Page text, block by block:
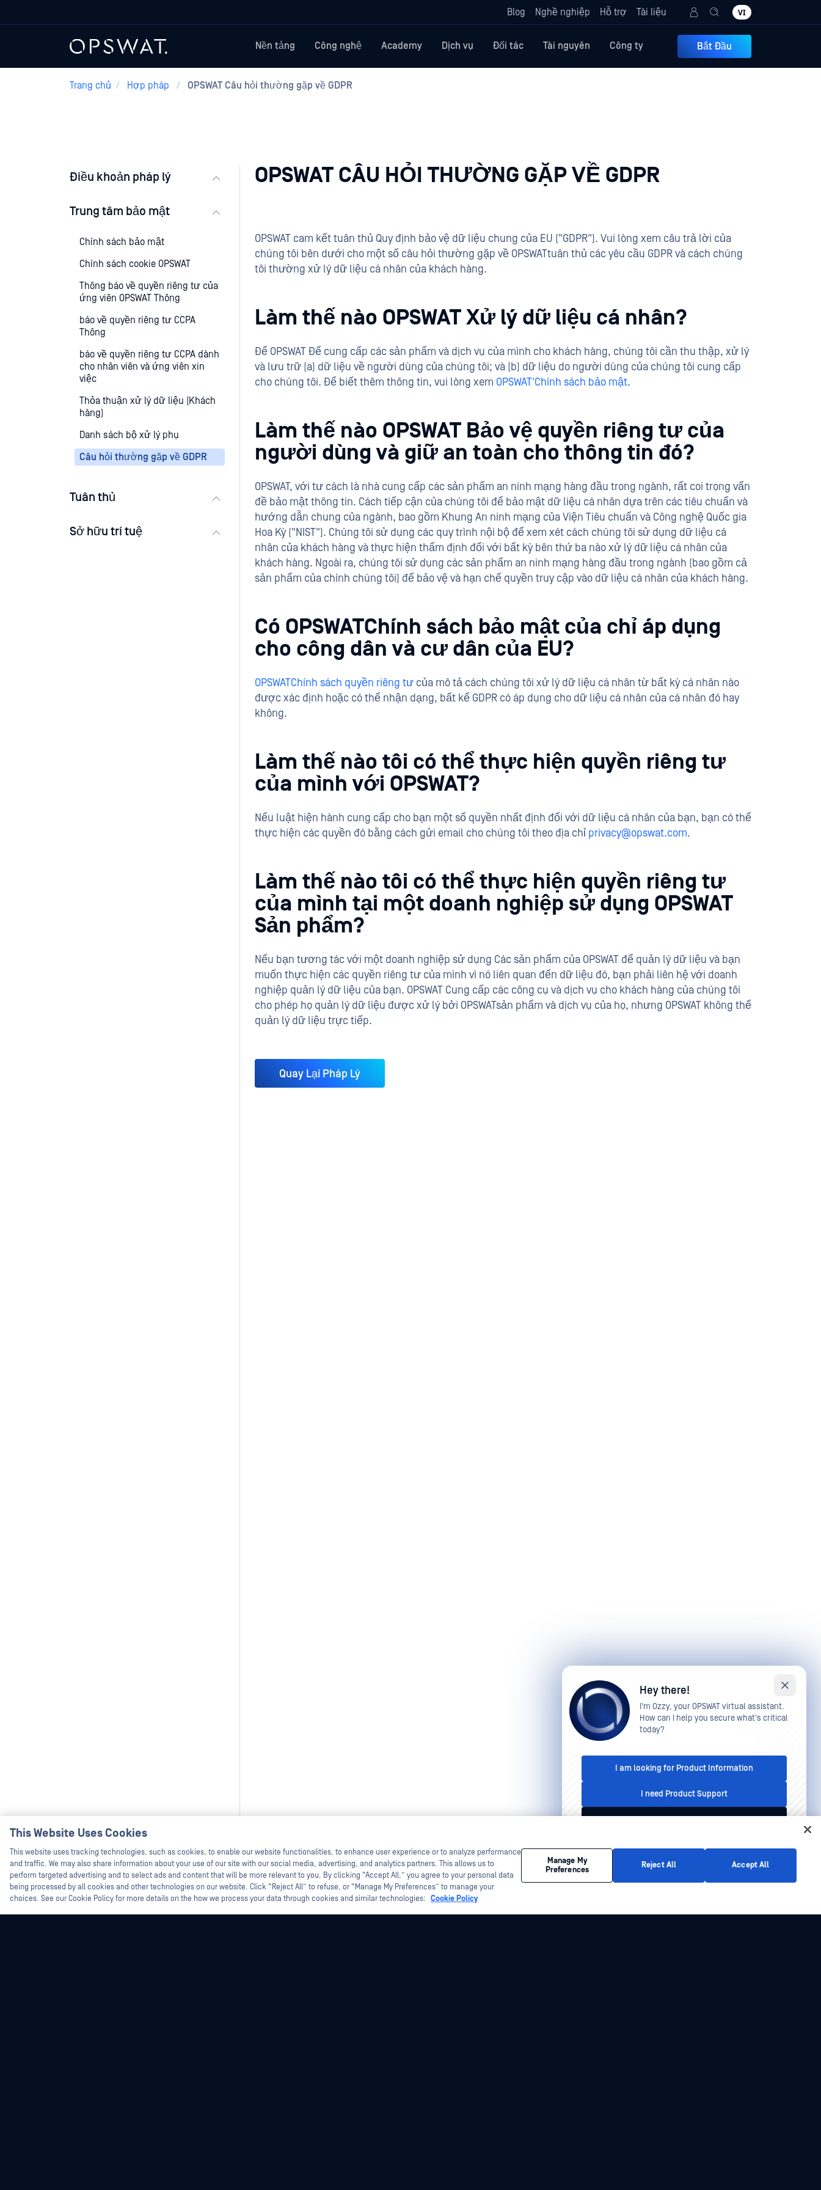
Blog Nghề nghiệp Hỗ trợ Tài liệu VI
Nền tảng Công nghệ Academy Dịch vụ Đối tác Tài nguyên Công ty Bắt Đầu
Trang chủ / Hợp pháp / OPSWAT Câu hỏi thường gặp về GDPR
Điều khoản pháp lý
Trung tâm bảo mật
Chính sách bảo mật
Chính sách cookie OPSWAT
Thông báo về quyền riêng tư của
ứng viên OPSWAT Thông
báo về quyền riêng tư CCPA
Thông
báo về quyền riêng tư CCPA dành
cho nhân viên và ứng viên xin
việc
Thỏa thuận xử lý dữ liệu (Khách
hàng)
Danh sách bộ xử lý phụ
Câu hỏi thường gặp về GDPR
Tuân thủ
Sở hữu trí tuệ
OPSWAT CÂU HỎI THƯỜNG GẶP VỀ GDPR
OPSWAT cam kết tuân thủ Quy định bảo vệ dữ liệu chung của EU ("GDPR"). Vui lòng xem câu trả lời của
chúng tôi bên dưới cho một số câu hỏi thường gặp về OPSWATtuân thủ các yêu cầu GDPR và cách chúng
tôi thường xử lý dữ liệu cá nhân của khách hàng.
Làm thế nào OPSWAT Xử lý dữ liệu cá nhân?
Để OPSWAT Để cung cấp các sản phẩm và dịch vụ của mình cho khách hàng, chúng tôi cần thu thập, xử lý
và lưu trữ (a) dữ liệu về người dùng của chúng tôi; và (b) dữ liệu do người dùng của chúng tôi cung cấp
cho chúng tôi. Để biết thêm thông tin, vui lòng xem OPSWAT'Chính sách bảo mật.
Làm thế nào OPSWAT Bảo vệ quyền riêng tư của
người dùng và giữ an toàn cho thông tin đó?
OPSWAT, với tư cách là nhà cung cấp các sản phẩm an ninh mạng hàng đầu trong ngành, rất coi trọng vấn
đề bảo mật thông tin. Cách tiếp cận của chúng tôi để bảo mật dữ liệu cá nhân dựa trên các tiêu chuẩn và
hướng dẫn chung của ngành, bao gồm Khung An ninh mạng của Viện Tiêu chuẩn và Công nghệ Quốc gia
Hoa Kỳ ("NIST"). Chúng tôi sử dụng các quy trình nội bộ để xem xét cách chúng tôi sử dụng dữ liệu cá
nhân của khách hàng và thực hiện thẩm định đối với bất kỳ bên thứ ba nào xử lý dữ liệu cá nhân của
khách hàng. Ngoài ra, chúng tôi sử dụng các sản phẩm an ninh mạng hàng đầu trong ngành (bao gồm cả
sản phẩm của chính chúng tôi) để bảo vệ và hạn chế quyền truy cập vào dữ liệu cá nhân của khách hàng.
Có OPSWATChính sách bảo mật của chỉ áp dụng
cho công dân và cư dân của EU?
OPSWATChính sách quyền riêng tư của mô tả cách chúng tôi xử lý dữ liệu cá nhân từ bất kỳ cá nhân nào
được xác định hoặc có thể nhận dạng, bất kể GDPR có áp dụng cho dữ liệu cá nhân của cá nhân đó hay
không.
Làm thế nào tôi có thể thực hiện quyền riêng tư
của mình với OPSWAT?
Nếu luật hiện hành cung cấp cho bạn một số quyền nhất định đối với dữ liệu cá nhân của bạn, bạn có thể
thực hiện các quyền đó bằng cách gửi email cho chúng tôi theo địa chỉ privacy@opswat.com.
Làm thế nào tôi có thể thực hiện quyền riêng tư
của mình tại một doanh nghiệp sử dụng OPSWAT
Sản phẩm?
Nếu bạn tương tác với một doanh nghiệp sử dụng Các sản phẩm của OPSWAT để quản lý dữ liệu và bạn
muốn thực hiện các quyền riêng tư của mình vì nó liên quan đến dữ liệu đó, bạn phải liên hệ với doanh
nghiệp quản lý dữ liệu của bạn. OPSWAT Cung cấp các công cụ và dịch vụ cho khách hàng của chúng tôi
cho phép họ quản lý dữ liệu được xử lý bởi OPSWATsản phẩm và dịch vụ của họ, nhưng OPSWAT không thể
quản lý dữ liệu trực tiếp.
Quay Lại Pháp Lý
This Website Uses Cookies
This website uses tracking technologies, such as cookies, to enable our website functionalities, to enhance user experience or to analyze performance
and traffic. We may also share information about your use of our site with our social media, advertising, and analytics partners. This allows us to
perform targeted advertising and to select ads and content that will be more relevant to you. By clicking “Accept All,” you agree to your personal data
being processed by all cookies and other technologies on our website. Click “Reject All” to refuse, or “Manage My Preferences” to manage your
choices. See our Cookie Policy for more details on the how we process your data through cookies and similar technologies: Cookie Policy
Manage My
Preferences
Reject All Accept All
Hey there!
I'm Ozzy, your OPSWAT virtual assistant.
How can I help you secure what's critical
today?
I am looking for Product Information
I need Product Support
This conversation is recorded for quality assurance
purposes. See our